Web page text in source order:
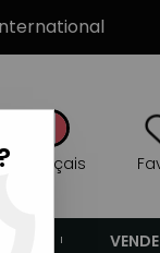
Français